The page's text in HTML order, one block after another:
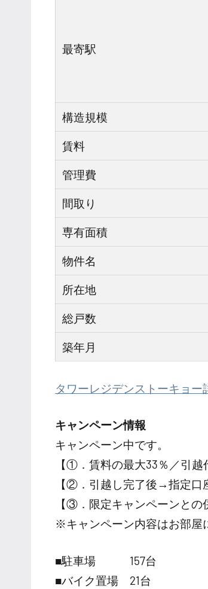
最寄駅
構造規模
賃料
管理費
間取り
専有面積
物件名
所在地
総戸数
築年月
タワーレジデンストーキョー
キャンペーン情報
キャンペーン中です。
【①．賃料の最大33％／引越
【②．引越し完了後→指定口
【③．限定キャンペーンとの
※キャンペーン内容はお部屋
■駐車場 157台
■バイク置場 21台